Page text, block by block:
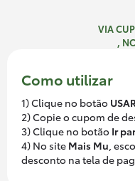
VIA
,
Como utilizar
1) Clique no botão USAR
2) Copie o cupom de
3) Clique no botão Ir
4) No site Mais Mu ,
desconto na tela de